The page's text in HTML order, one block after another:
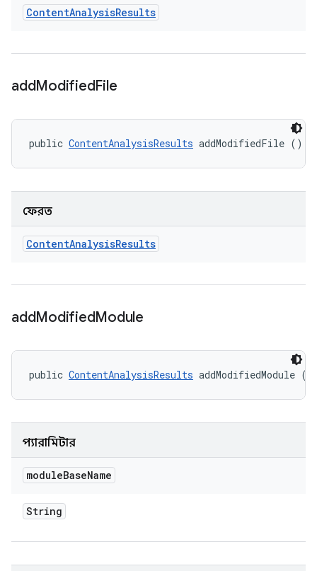
ContentAnalysisResults
addModifiedFile
public ContentAnalysisResults addModifiedFile ()
ফেরত
ContentAnalysisResults
addModifiedModule
public ContentAnalysisResults addModifiedModule
প্যারামিটার
moduleBaseName
String